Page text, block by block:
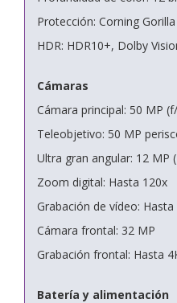
Protección: Corning
HDR: HDR10+, Dolby
Cámaras
Cámara principal: 50 MP
Teleobjetivo: 50 MP
Ultra gran angular: 12 MP
Zoom digital: Hasta 120x
Grabación de vídeo:
Cámara frontal: 32 MP
Grabación frontal: Hasta
Batería y alimentación